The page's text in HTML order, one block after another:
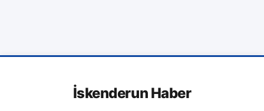
İskenderun Haber